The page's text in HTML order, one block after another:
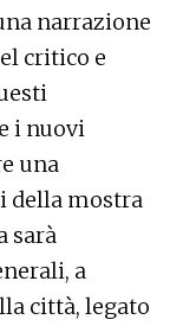
narrazione
critico e
i nuovi
una
della mostra
sarà
a
città, legato